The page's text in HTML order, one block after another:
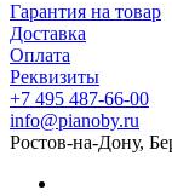
Гарантия на товар
Доставка
Оплата
Реквизиты
+7 495 487-66-00
info@pianoby.ru
Ростов-на-Дону,